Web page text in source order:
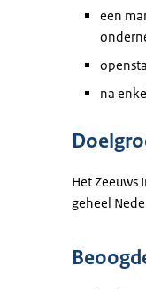
een
na
Het
geheel